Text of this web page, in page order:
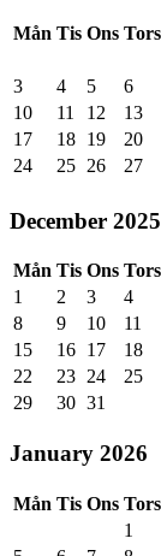
Mån Tis Ons Tors
3
4 5 6
10
11 12 13
17
18 19 20
24
25 26 27
December 2025
Mån Tis Ons Tors
1
2 3 4
8
9 10 11
15
16 17 18
22
23 24 25
29
30 31
January 2026
Mån Tis Ons Tors
1